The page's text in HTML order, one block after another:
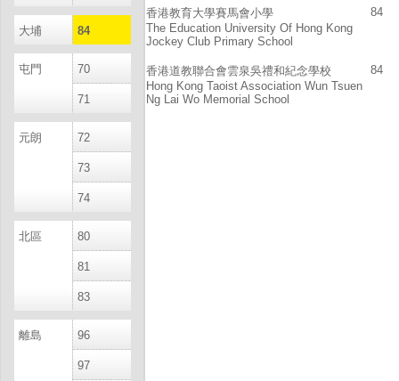
大埔 84
屯門 70
71
元朗 72
73
74
北區 80
81
83
離島 96
97
香港教育大學賽馬會小學
The Education University Of Hong Kong
Jockey Club Primary School
84
香港道教聯合會雲泉吳禮和紀念學校
Hong Kong Taoist Association Wun Tsuen
Ng Lai Wo Memorial School
84